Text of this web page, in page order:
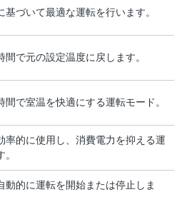
基づいて最適な運転を行います。
間で元の設定温度に戻します。
間で室温を快適にする運転モード。
率的に使用し、消費電力を抑える運
動的に運転を開始または停止しま